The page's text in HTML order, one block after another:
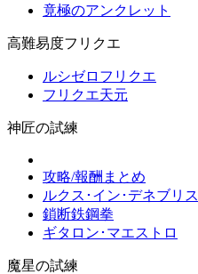
竟極のアンクレット
高難易度フリクエ
ルシゼロフリクエ
フリクエ天元
神匠の試練
攻略/報酬まとめ
ルクス･イン･デネブリス
鎖断鉄鋼拳
ギタロン･マエストロ
魔星の試練